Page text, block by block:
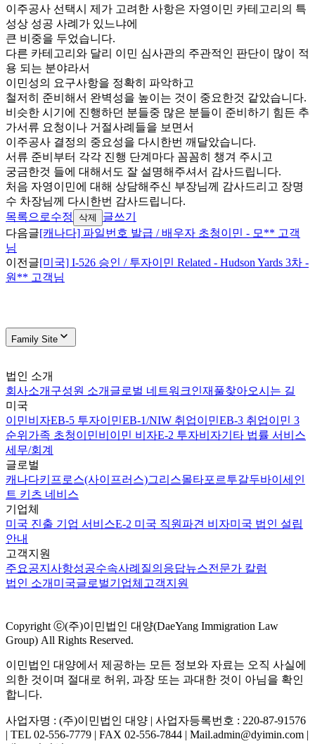
이주공사 선택시 제가 고려한 사항은 자영이민 카테고리의 특
성상 성공 사례가 있느냐에
큰 비중을 두었습니다.
다른 카테고리와 달리 이민 심사관의 주관적인 판단이 많이 적
용 되는 분야라서
이민성의 요구사항을 정확히 파악하고
철저히 준비해서 완벽성을 높이는 것이 중요한것 같았습니다.
비슷한 시기에 진행하던 분들중 많은 분들이 준비하기 힘든 추
가서류 요청이나 거절사례들을 보면서
이주공사 결정의 중요성을 다시한번 깨달았습니다.
서류 준비부터 각각 진행 단계마다 꼼꼼히 챙겨 주시고
궁금한것 들에 대해서도 잘 설명해주셔서 감사드립니다.
처음 자영이민에 대해 상담해주신 부장님께 감사드리고 장명
수 차장님께 다시한번 감사드립니다.
목록으로수정 삭제
글쓰기
다음글[캐나다] 파일번호 발급 / 배우자 초청이민 - 모** 고객
님
이전글[미국] I-526 승인 / 투자이민 Related - Hudson Yards 3차 -
원** 고객님
Family Site
법인 소개
회사소개 구성원 소개 글로벌 네트워크인재풀찾아오시는 길
미국
이민비자EB-5 투자이민EB-1/NIW 취업이민EB-3 취업이민 3
순위 가족 초청이민비이민 비자E-2 투자비자기타 법률 서비스
세무/회계
글로벌
캐나다키프로스(사이프러스)그리스몰타포르투갈두바이 세인
트 키츠 네비스
기업체
미국 진출 기업 서비스E-2 미국 직원파견 비자미국 법인 설립
안내
고객지원
주요공지사항성공수속사례 질의응답뉴스전문가 칼럼
법인 소개 미국글로벌기업체 고객지원
Copyright ⓒ(주)이민법인 대양(DaeYang Immigration Law
Group) All Rights Reserved.
이민법인 대양에서 제공하는 모든 정보와 자료는 오직 사실에
의한 것이며 절대로 허위, 과장 또는 과대한 것이 아님을 확인
합니다.
사업자명 : (주)이민법인 대양 | 사업자등록번호 : 220-87-91576
| TEL 02-556-7779 | FAX 02-556-7844 | Mail.admin@dyimin.com |